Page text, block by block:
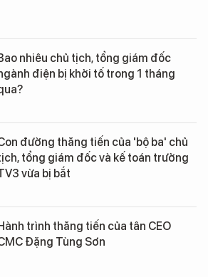
nhiêu chủ tịch, tổng giám đốc
điện bị khởi tố trong 1 tháng
đường thăng tiến của 'bộ ba' chủ
tổng giám đốc và kế toán trưởng
vừa bị bắt
trình thăng tiến của tân CEO
Đặng Tùng Sơn